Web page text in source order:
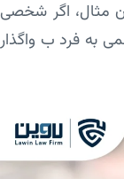
مثال، اگر شخصی
به فرد ب واگذار